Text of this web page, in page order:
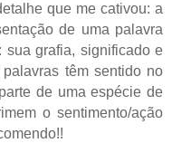
que me cativou: a
de uma palavra
sua grafia, significado e
têm sentido no
de uma espécie de
o sentimento/ação